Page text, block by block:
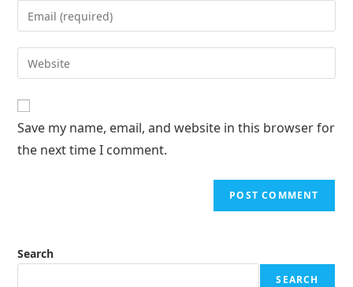
Save my name, email, and website in this browser for
the next time I comment.
Search
SEARCH